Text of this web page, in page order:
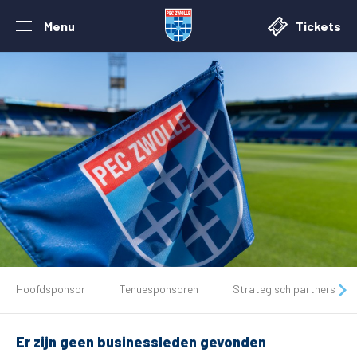
Menu Tickets
Tickets
Matchdays
Hoofdsponsor Tenuesponsoren Strategisch partners
Er zijn geen businessleden gevonden